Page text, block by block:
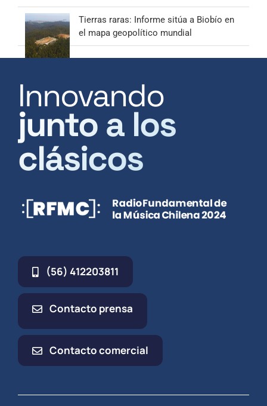
Tierras raras: Informe sitúa a Biobío en
el mapa geopolítico mundial
Innovando
junto a los
clásicos
(56) 412203811
Contacto prensa
Contacto comercial